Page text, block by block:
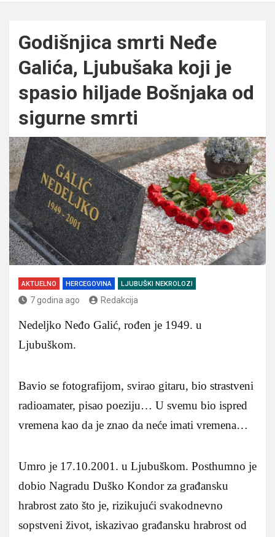
Godišnjica smrti Neđe
Galića, Ljubušaka koji je
spasio hiljade Bošnjaka od
sigurne smrti
AKTUELNO HERCEGOVINA LJUBUŠKI NEKROLOZI
7 godina ago Redakcija
Nedeljko Neđo Galić, rođen je 1949. u
Ljubuškom.
Bavio se fotografijom, svirao gitaru, bio strastveni
radioamater, pisao poeziju… U svemu bio ispred
vremena kao da je znao da neće imati vremena…
Umro je 17.10.2001. u Ljubuškom. Posthumno je
dobio Nagradu Duško Kondor za građansku
hrabrost zato što je, rizikujući svakodnevno
sopstveni život, iskazivao građansku hrabrost od